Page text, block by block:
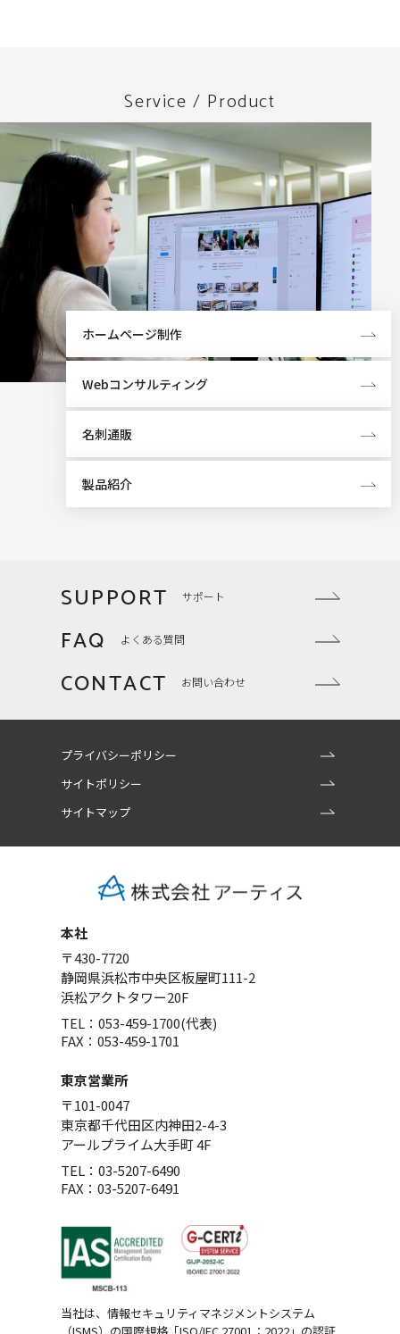
Service / Product
ホームページ制作
Webコンサルティング
名刺通販
製品紹介
SUPPORT サポート
FAQ よくある質問
CONTACT お問い合わせ
プライバシーポリシー
サイトポリシー
サイトマップ
本社
〒430-7720
静岡県浜松市中央区板屋町111-2
浜松アクトタワー20F
TEL：053-459-1700(代表)
FAX：053-459-1701
東京営業所
〒101-0047
東京都千代田区内神田2-4-3
アールプライム大手町 4F
TEL：03-5207-6490
FAX：03-5207-6491
当社は、情報セキュリティマネジメントシステム